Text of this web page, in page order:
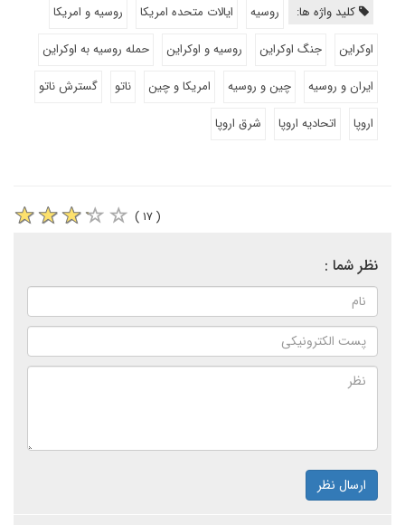
کلید واژه ها: روسیه ایالات متحده امریکا
روسیه و امریکا
اوکراین
جنگ اوکراین روسیه و اوکراین
حمله روسیه به اوکراین
ایران و روسیه
چین و روسیه امریکا و چین ناتو
گسترش ناتو
اروپا
اتحادیه اروپا شرق اروپا
( ۱۷ )
نظر شما :
ارسال نظر